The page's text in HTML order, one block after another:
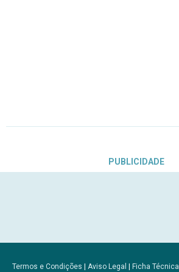
PUBLICIDADE
Termos e Condições | Aviso Legal | Ficha Técnica